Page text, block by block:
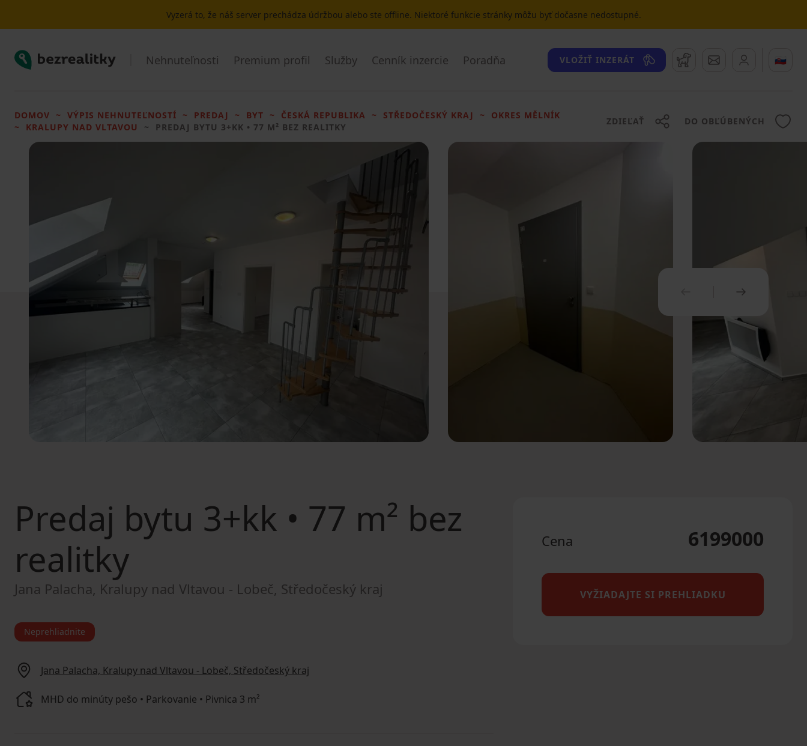
Vyzerá to, že náš server prechádza údržbou alebo ste offline. Niektoré funkcie stránky môžu byť dočasne nedostupné.
Bezrealitky Nehnuteľnosti Premium profil Služby Cenník inzercie Poradňa VLOŽIŤ INZERÁT Strážny pesSprávy 🇸🇰
DOMOV VÝPIS NEHNUTEĽNOSTÍ PREDAJ BYT ČESKÁ REPUBLIKA STŘEDOČESKÝ KRAJ
OKRES MĚLNÍK
KRALUPY NAD VLTAVOU
PREDAJ BYTU 3+KK • 77 M² BEZ REALITKY
ZDIEĽAŤ DO OBĽÚBENÝCH
PREDCHÁDZAJÚCI
Predaj bytu 3+kk • 77 m² bez
realitky
Jana Palacha, Kralupy nad Vltavou - Lobeč, Středočeský kraj
Neprehliadnite
Jana Palacha, Kralupy nad Vltavou - Lobeč, Středočeský kraj
MHD do minúty pešo • Parkovanie • Pivnica 3 m²
Cena 6199000
VYŽIADAJTE SI PREHLIADKU